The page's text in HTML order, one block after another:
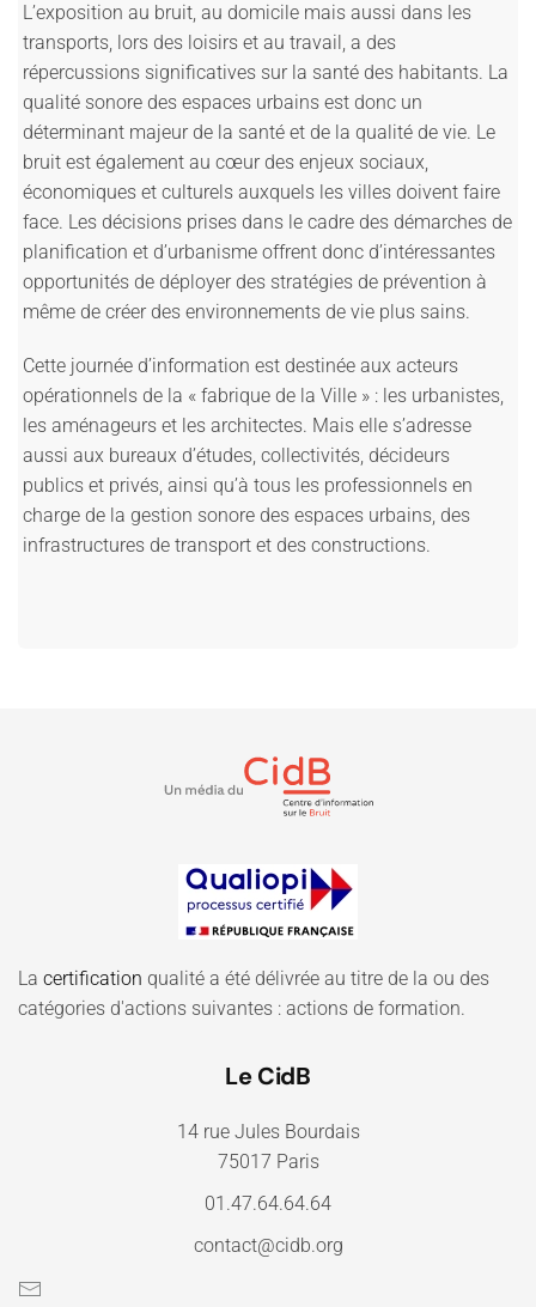
L’exposition au bruit, au domicile mais aussi dans les
transports, lors des loisirs et au travail, a des
répercussions significatives sur la santé des habitants. La
qualité sonore des espaces urbains est donc un
déterminant majeur de la santé et de la qualité de vie. Le
bruit est également au cœur des enjeux sociaux,
économiques et culturels auxquels les villes doivent faire
face. Les décisions prises dans le cadre des démarches de
planification et d’urbanisme offrent donc d’intéressantes
opportunités de déployer des stratégies de prévention à
même de créer des environnements de vie plus sains.
Cette journée d’information est destinée aux acteurs
opérationnels de la « fabrique de la Ville » : les urbanistes,
les aménageurs et les architectes. Mais elle s’adresse
aussi aux bureaux d’études, collectivités, décideurs
publics et privés, ainsi qu’à tous les professionnels en
charge de la gestion sonore des espaces urbains, des
infrastructures de transport et des constructions.
La certification qualité a été délivrée au titre de la ou des
catégories d'actions suivantes : actions de formation.
Le CidB
14 rue Jules Bourdais
75017 Paris
01.47.64.64.64
contact@cidb.org